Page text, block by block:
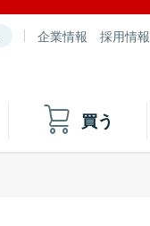
企業情報 採用情報
買う